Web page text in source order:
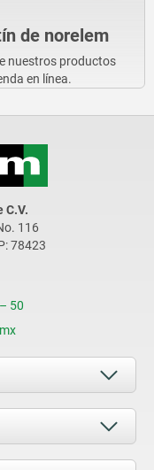
de norelem
nuestros productos
en línea.
C.V.
116
78423
50